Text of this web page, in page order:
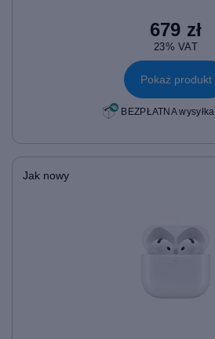
679 zł
23% VAT
Pokaż produkt
BEZPŁATNA wysyłka
Jak nowy